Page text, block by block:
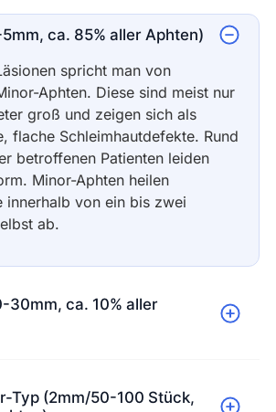
ca. 85% aller Aphten)
spricht man von
Aphten. Diese sind meist nur
groß und zeigen sich als
flache Schleimhautdefekte. Rund
betroffenen Patienten leiden
Minor-Aphten heilen
innerhalb von ein bis zwei
ab.
30mm, ca. 10% aller
Typ (2mm/50-100 Stück,